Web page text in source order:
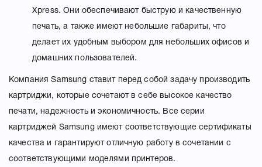
Xpress. Они обеспечивают быструю и качественную
печать, а также имеют небольшие габариты, что
делает их удобным выбором для небольших офисов и
домашних пользователей.
Компания Samsung ставит перед собой задачу производить
картриджи, которые сочетают в себе высокое качество
печати, надежность и экономичность. Все серии
картриджей Samsung имеют соответствующие сертификаты
качества и гарантируют отличную работу в сочетании с
соответствующими моделями принтеров.